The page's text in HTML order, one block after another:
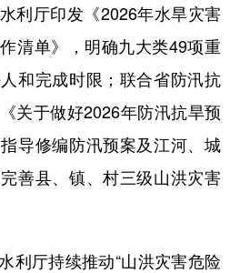
黑龙江
厅印发《2026年水旱灾害
清单》，明确九大类49项重
和完成时限；联合省防汛抗
关于做好2026年防汛抗旱预
导修编防汛预案及江河、城
善县、镇、村三级山洪灾害
厅持续推动“山洪灾害危险